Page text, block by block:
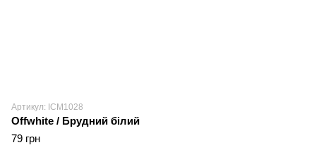
Артикул: ICM1028
Offwhite / Брудний білий
79 грн